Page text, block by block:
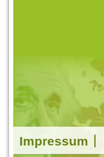
Impressum